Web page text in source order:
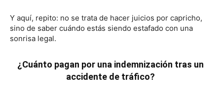
Y aquí, repito: no se trata de hacer juicios por capricho,
sino de saber cuándo estás siendo estafado con una
sonrisa legal.
¿Cuánto pagan por una indemnización tras un
accidente de tráfico?